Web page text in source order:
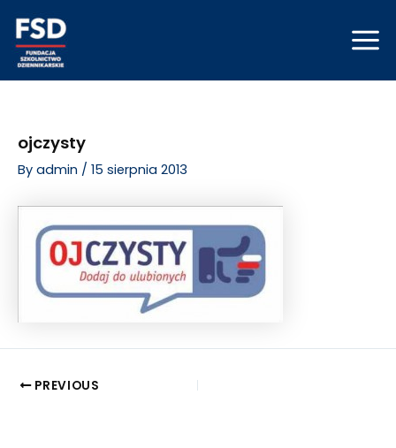
content
ojczysty
By admin / 15 sierpnia 2013
navigation
PREVIOUS